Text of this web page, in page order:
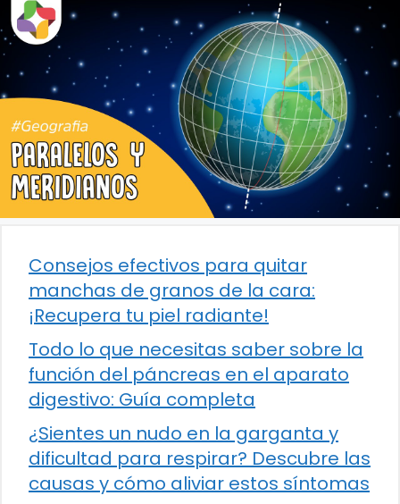
Consejos efectivos para quitar
manchas de granos de la cara:
¡Recupera tu piel radiante!
Todo lo que necesitas saber sobre la
función del páncreas en el aparato
digestivo: Guía completa
¿Sientes un nudo en la garganta y
dificultad para respirar? Descubre las
causas y cómo aliviar estos síntomas